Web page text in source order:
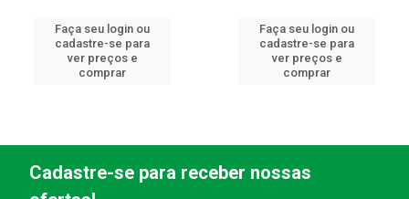
Faça seu login ou
cadastre-se para
ver preços e
comprar
Faça seu login ou
cadastre-se para
ver preços e
comprar
Cadastre-se para receber nossas